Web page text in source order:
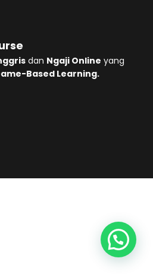
dan Ngaji Online yang
Based Learning.